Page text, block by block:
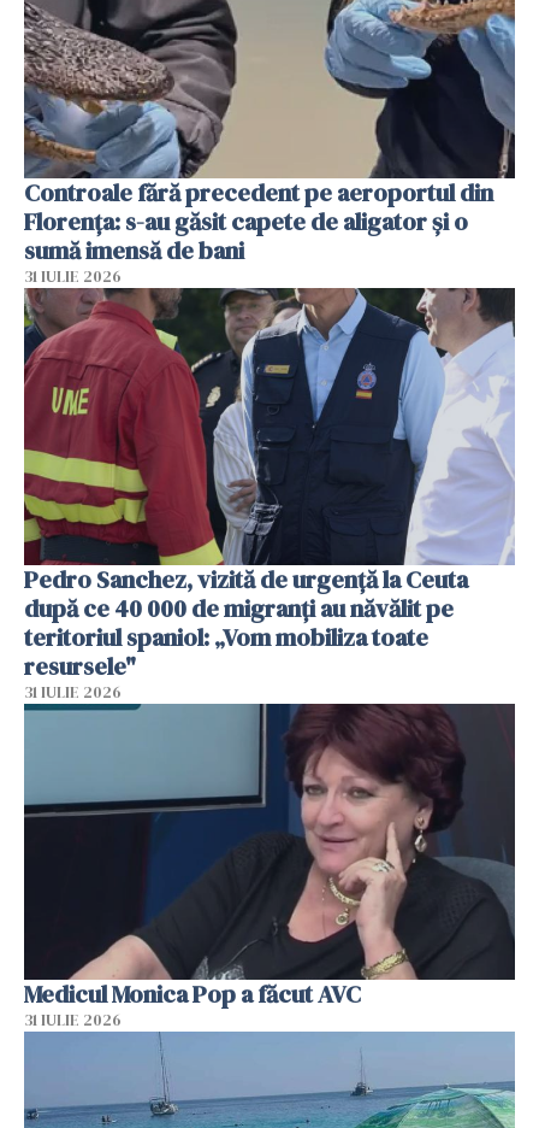
Controale fără precedent pe aeroportul din
Florența: s-au găsit capete de aligator și o
sumă imensă de bani
31 IULIE 2026
Pedro Sanchez, vizită de urgență la Ceuta
după ce 40 000 de migranți au năvălit pe
teritoriul spaniol: „Vom mobiliza toate
resursele"
31 IULIE 2026
Medicul Monica Pop a făcut AVC
31 IULIE 2026